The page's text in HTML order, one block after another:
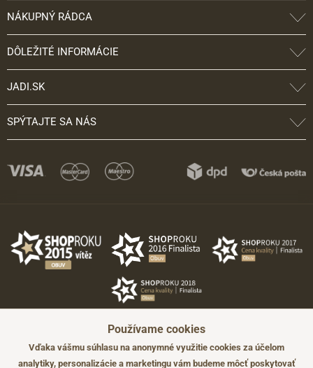
NÁKUPNÝ RÁDCA
DÔLEŽITÉ INFORMÁCIE
JADI.SK
SPÝTAJTE SA NÁS
Používame cookies
Vďaka vášmu súhlasu na anonymné využitie cookies za účelom
analytiky, personalizácie a marketingu vám budeme môcť poskytovať